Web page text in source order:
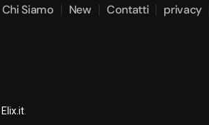
Chi Siamo New Contatti privacy
Elix.it